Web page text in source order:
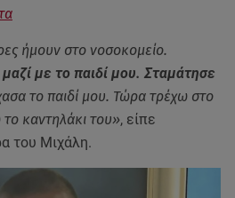
ήμουν στο νοσοκομείο.
με το παιδί μου. Σταμάτησε
το παιδί μου. Τώρα τρέχω στο
καντηλάκι του», είπε
του Μιχάλη.